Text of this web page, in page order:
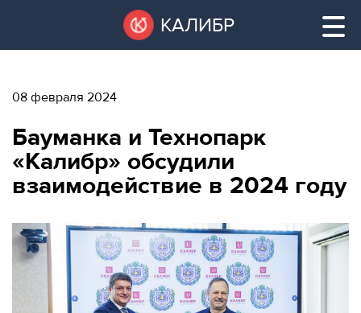
все
к
ВАКАНТНЫЕ ПЛОЩАДИ
АРЕНДА ПОМЕЩЕНИЙ
КОНФЕРЕНЦ-ЗАЛЫ
КАЛИБР
ПЛОЩАДИ
ТЕХНОПАРК
КОНФЕРЕНЦ-
ЗАЛЫ
НОВОСТИ
08 февраля 2024
Бауманка и Технопарк
«Калибр» обсудили
взаимодействие в 2024 году